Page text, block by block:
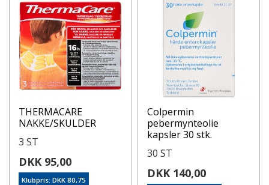
THERMACARE
NAKKE/SKULDER
3 ST
DKK 95,00
Klubpris: DKK 80,75
Colpermin
pebermynteolie
kapsler 30 stk.
30 ST
DKK 140,00